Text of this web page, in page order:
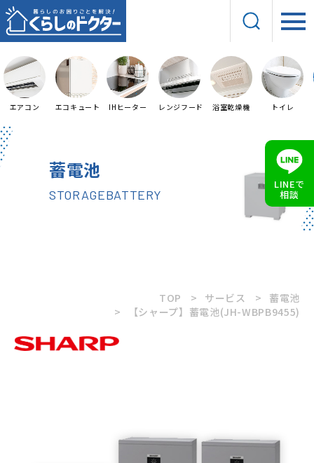
エアコン エコキュート IHヒーター レンジフード 浴室乾燥機 トイレ
蓄電池
STORAGEBATTERY
TOP サービス
蓄電池
【シャープ】蓄電池(JH-WBPB9455)
LINEで
相談